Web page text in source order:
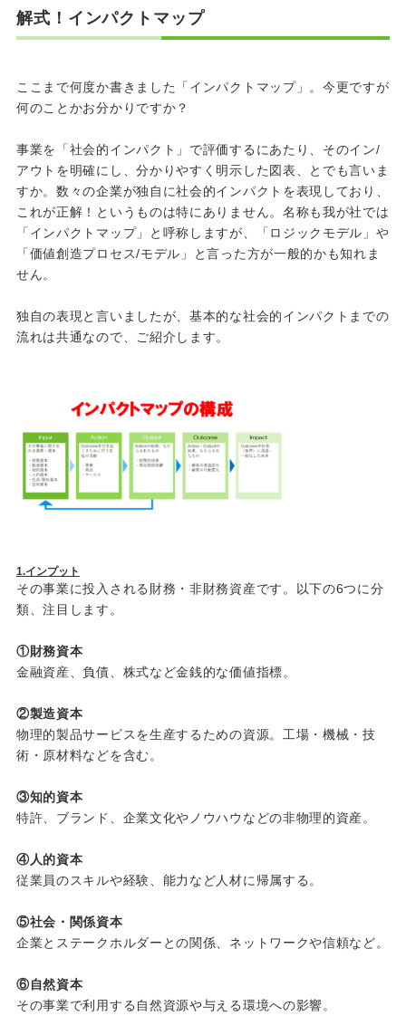
解式！インパクトマップ
ここまで何度か書きました「インパクトマップ」。今更ですが
何のことかお分かりですか？
事業を「社会的インパクト」で評価するにあたり、そのイン/
アウトを明確にし、分かりやすく明示した図表、とでも言いま
すか。数々の企業が独自に社会的インパクトを表現しており、
これが正解！というものは特にありません。名称も我が社では
「インパクトマップ」と呼称しますが、「ロジックモデル」や
「価値創造プロセス/モデル」と言った方が一般的かも知れま
せん。
独自の表現と言いましたが、基本的な社会的インパクトまでの
流れは共通なので、ご紹介します。
1.インプット
その事業に投入される財務・非財務資産です。以下の6つに分
類、注目します。
①財務資本
金融資産、負債、株式など金銭的な価値指標。
②製造資本
物理的製品サービスを生産するための資源。工場・機械・技
術・原材料などを含む。
③知的資本
特許、ブランド、企業文化やノウハウなどの非物理的資産。
④人的資本
従業員のスキルや経験、能力など人材に帰属する。
⑤社会・関係資本
企業とステークホルダーとの関係、ネットワークや信頼など。
⑥自然資本
その事業で利用する自然資源や与える環境への影響。